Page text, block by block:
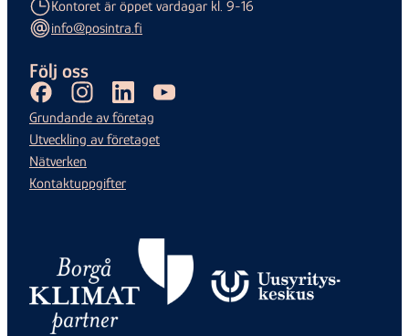
Kontoret är öppet vardagar kl. 9-16
info@posintra.fi
Följ oss
FacebookInstagramLinkedInYoutube
Grundande av företag
Utveckling av företaget
Nätverken
Kontaktuppgifter